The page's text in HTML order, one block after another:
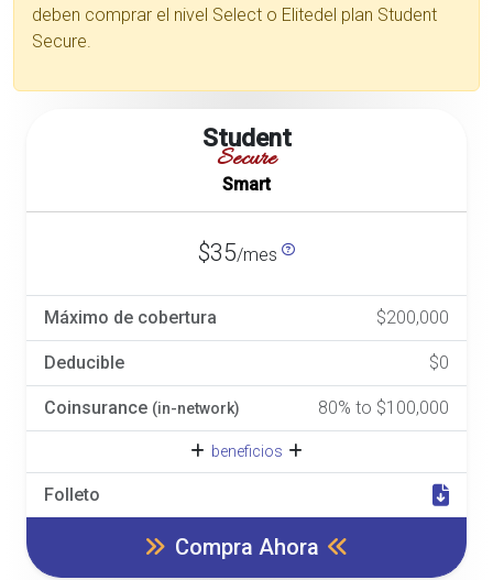
deben comprar el nivel Select o Elitedel plan Student
Secure.
Student
Secure
Smart
$35/mes
Máximo de cobertura $200,000
Deducible $0
Coinsurance (in-network) 80% to $100,000
beneficios
Folleto
Compra Ahora